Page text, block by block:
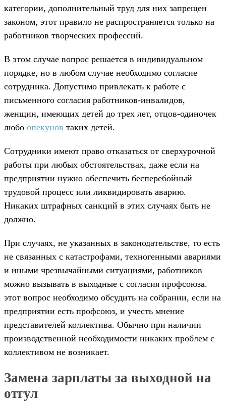
категории, дополнительный труд для них запрещен
законом, этот правило не распространяется только на
работников творческих профессий.
В этом случае вопрос решается в индивидуальном
порядке, но в любом случае необходимо согласие
сотрудника. Допустимо привлекать к работе с
письменного согласия работников-инвалидов,
женщин, имеющих детей до трех лет, отцов-одиночек
любо опекунов таких детей.
Сотрудники имеют право отказаться от сверхурочной
работы при любых обстоятельствах, даже если на
предприятии нужно обеспечить бесперебойный
трудовой процесс или ликвидировать аварию.
Никаких штрафных санкций в этих случаях быть не
должно.
При случаях, не указанных в законодательстве, то есть
не связанных с катастрофами, техногенными авариями
и иными чрезвычайными ситуациями, работников
можно вызывать в выходные с согласия профсоюза.
этот вопрос необходимо обсудить на собрании, если на
предприятии есть профсоюз, и учесть мнение
представителей коллектива. Обычно при наличии
производственной необходимости никаких проблем с
коллективом не возникает.
Замена зарплаты за выходной на
отгул